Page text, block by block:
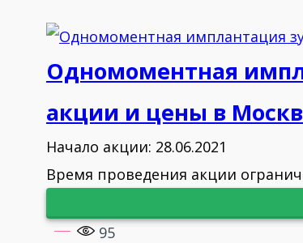
Одномоментная
акции и цены в
Начало акции: 28.06.2021
Время проведения акции
95